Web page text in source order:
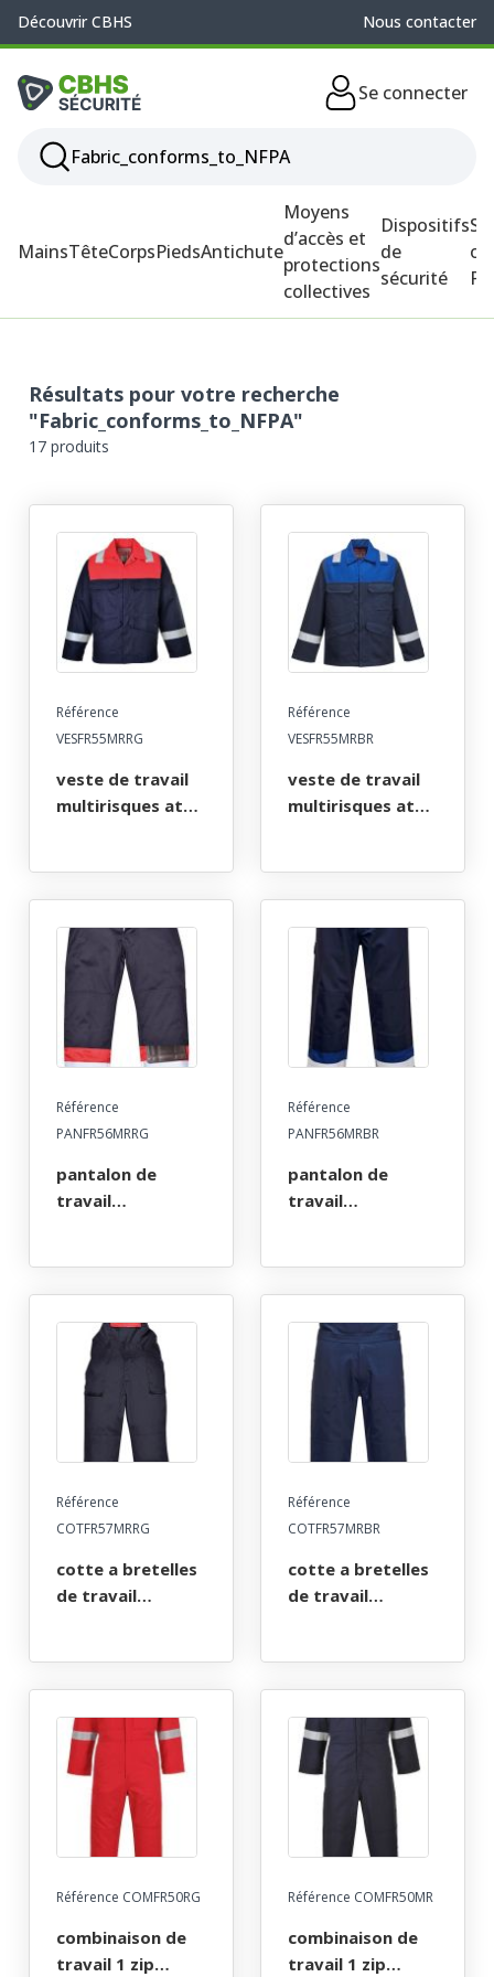
Découvrir CBHS Nous contacter
Se connecter
MainsTêteCorpsPiedsAntichute
Moyens
d’accès et
protections
collectives
Dispositifs
de
sécurité
Résultats pour votre recherche
"Fabric_conforms_to_NFPA"
17 produits
Référence
VESFR55MRRG
veste de travail
multirisques atex
Référence
VESFR55MRBR
veste de travail
multirisques atex
Référence
PANFR56MRRG
pantalon de
travail
marine/rouge
Référence
PANFR56MRBR
pantalon de
travail
marine/bleu royal
Référence
COTFR57MRRG
cotte a bretelles
de travail
marine/rouge
Référence
COTFR57MRBR
cotte a bretelles
de travail
marine/bleu royal
Référence COMFR50RG
combinaison de
travail 1 zip
Référence COMFR50MR
combinaison de
travail 1 zip